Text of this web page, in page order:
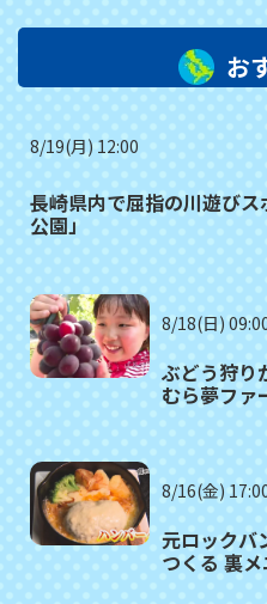
お
8/19(月) 12:00
長崎県内で屈指の川遊び
公園」
8/18(日)
ぶどう狩り
むら夢ファ
8/16(金)
元ロックバ
つくる 裏